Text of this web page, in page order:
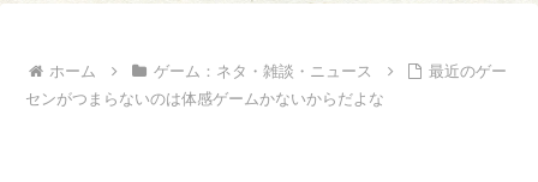
ホーム ゲーム：ネタ・雑談・ニュース
最近のゲー
センがつまらないのは体感ゲームかないからだよな